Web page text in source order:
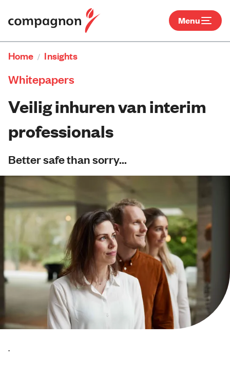
Menu
Home / Insights
Whitepapers
Veilig inhuren van interim
professionals
Better safe than sorry...
.